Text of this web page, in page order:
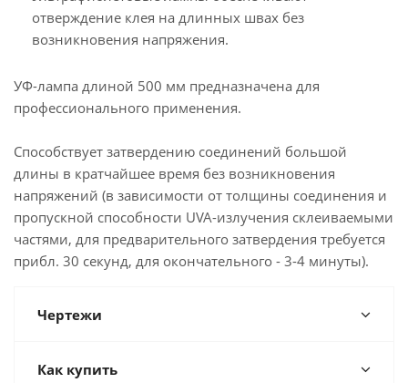
отверждение клея на длинных швах без
возникновения напряжения.
УФ-лампа длиной 500 мм предназначена для
профессионального применения.
Способствует затвердению соединений большой
длины в кратчайшее время без возникновения
напряжений (в зависимости от толщины соединения и
пропускной способности UVA-излучения склеиваемыми
частями, для предварительного затвердения требуется
прибл. 30 секунд, для окончательного - 3-4 минуты).
Чертежи
Как купить